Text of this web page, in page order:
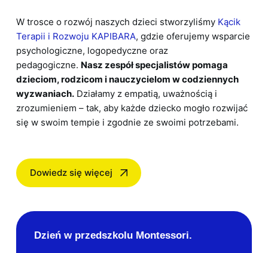
W trosce o rozwój naszych dzieci stworzyliśmy Kącik
Terapii i Rozwoju KAPIBARA, gdzie oferujemy wsparcie
psychologiczne, logopedyczne oraz
pedagogiczne. Nasz zespół specjalistów pomaga
dzieciom, rodzicom i nauczycielom w codziennych
wyzwaniach.Działamy z empatią, uważnością i
zrozumieniem – tak, aby każde dziecko mogło rozwijać
się w swoim tempie i zgodnie ze swoimi potrzebami.
Dowiedz się więcej
Dzień w przedszkolu Montessori.